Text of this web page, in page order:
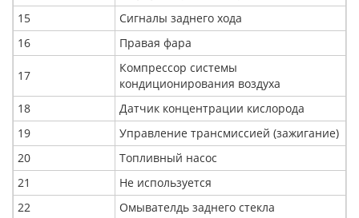
15
Сигналы заднего хода
16
Правая фара
17
Компрессор системы
кондиционирования воздуха
18
Датчик концентрации кислорода
19
Управление трансмиссией (зажигание)
20
Топливный насос
21
Не используется
22
Омывателдь заднего стекла